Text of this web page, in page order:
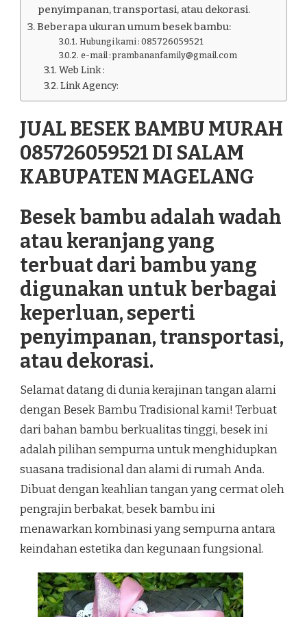
penyimpanan, transportasi, atau dekorasi.
Beberapa ukuran umum besek bambu:
Hubungi kami : 085726059521
e-mail : prambananfamily@gmail.com
Web Link :
Link Agency:
JUAL BESEK BAMBU MURAH
085726059521 DI SALAM
KABUPATEN MAGELANG
Besek bambu adalah wadah
atau keranjang yang
terbuat dari bambu yang
digunakan untuk berbagai
keperluan, seperti
penyimpanan, transportasi,
atau dekorasi.
Selamat datang di dunia kerajinan tangan alami
dengan Besek Bambu Tradisional kami! Terbuat
dari bahan bambu berkualitas tinggi, besek ini
adalah pilihan sempurna untuk menghidupkan
suasana tradisional dan alami di rumah Anda.
Dibuat dengan keahlian tangan yang cermat oleh
pengrajin berbakat, besek bambu ini
menawarkan kombinasi yang sempurna antara
keindahan estetika dan kegunaan fungsional.